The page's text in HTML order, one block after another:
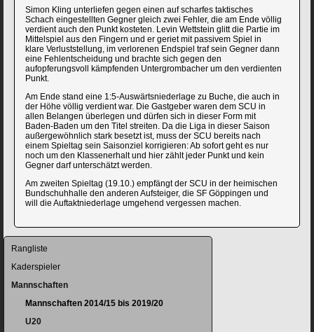
Simon Kling unterliefen gegen einen auf scharfes taktisches
Schach eingestellten Gegner gleich zwei Fehler, die am Ende völlig
verdient auch den Punkt kosteten. Levin Wettstein glitt die Partie im
Mittelspiel aus den Fingern und er geriet mit passivem Spiel in
klare Verluststellung, im verlorenen Endspiel traf sein Gegner dann
eine Fehlentscheidung und brachte sich gegen den
aufopferungsvoll kämpfenden Untergrombacher um den verdienten
Punkt.
Am Ende stand eine 1:5-Auswärtsniederlage zu Buche, die auch in
der Höhe völlig verdient war. Die Gastgeber waren dem SCU in
allen Belangen überlegen und dürfen sich in dieser Form mit
Baden-Baden um den Titel streiten. Da die Liga in dieser Saison
außergewöhnlich stark besetzt ist, muss der SCU bereits nach
einem Spieltag sein Saisonziel korrigieren: Ab sofort geht es nur
noch um den Klassenerhalt und hier zählt jeder Punkt und kein
Gegner darf unterschätzt werden.
Am zweiten Spieltag (19.10.) empfängt der SCU in der heimischen
Bundschuhhalle den anderen Aufsteiger, die SF Göppingen und
will die Auftaktniederlage umgehend vergessen machen.
Navigation
Rangliste
Kaderspieler
Mannschaften
Mannschaften 2014/15 bis 2019/20
U20